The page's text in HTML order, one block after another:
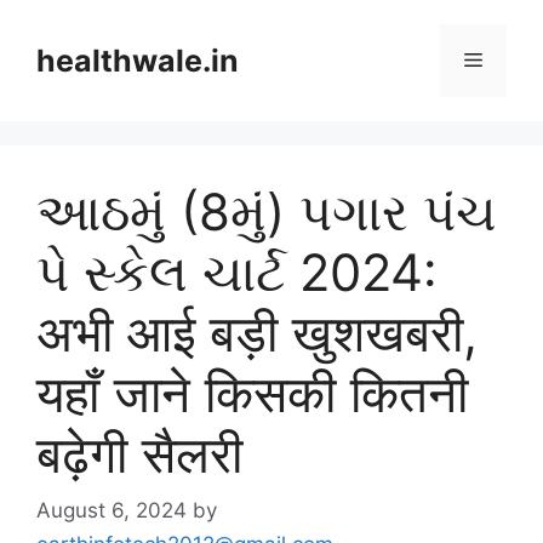
contenthealthwale.in Menu
આઠમું (8મું) પગાર પંચ
પે સ્કેલ ચાર્ટ 2024:
अभी आई बड़ी खुशखबरी,
यहाँ जाने किसकी कितनी
बढ़ेगी सैलरी
August 6, 2024 by